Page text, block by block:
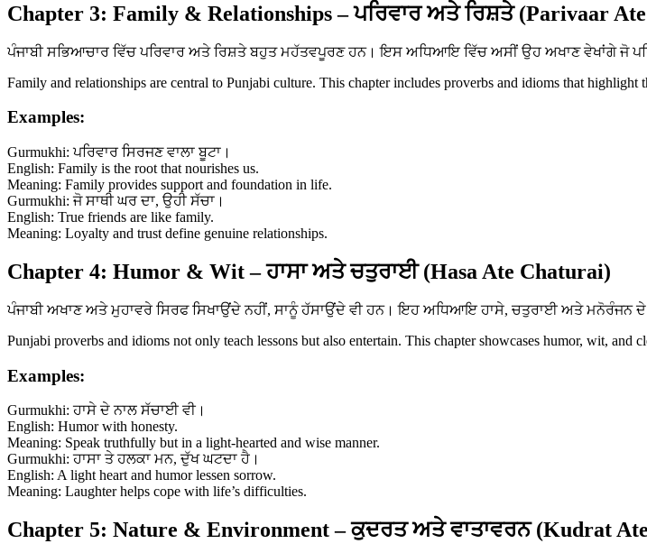
Chapter 3: Family & Relationships – ਪਰਿਵਾਰ ਅਤੇ ਰਿਸ਼ਤੇ (Parivaar
ਪੰਜਾਬੀ ਸਭਿਆਚਾਰ ਵਿੱਚ ਪਰਿਵਾਰ ਅਤੇ ਰਿਸ਼ਤੇ ਬਹੁਤ ਮਹੱਤਵਪੂਰਣ ਹਨ। ਇਸ ਅਧਿਆਇ ਵਿੱਚ ਅਸੀਂ ਉਹ ਅਖਾਣ ਵੇਖਾਂਗੇ ਜੋ
Family and relationships are central to Punjabi culture. This chapter includes proverbs and idioms that highlight
Examples:
Gurmukhi: ਪਰਿਵਾਰ ਸਿਰਜਣ ਵਾਲਾ ਬੂਟਾ।
English: Family is the root that nourishes us.
Meaning: Family provides support and foundation in life.
Gurmukhi: ਜੋ ਸਾਥੀ ਘਰ ਦਾ, ਉਹੀ ਸੱਚਾ।
English: True friends are like family.
Meaning: Loyalty and trust define genuine relationships.
Chapter 4: Humor & Wit – ਹਾਸਾ ਅਤੇ ਚਤੁਰਾਈ (Hasa Ate Chaturai)
ਪੰਜਾਬੀ ਅਖਾਣ ਅਤੇ ਮੁਹਾਵਰੇ ਸਿਰਫ ਸਿਖਾਉਂਦੇ ਨਹੀਂ, ਸਾਨੂੰ ਹੱਸਾਉਂਦੇ ਵੀ ਹਨ। ਇਹ ਅਧਿਆਇ ਹਾਸੇ, ਚਤੁਰਾਈ ਅਤੇ ਮਨੋਰੰਜਨ
Punjabi proverbs and idioms not only teach lessons but also entertain. This chapter showcases humor, wit, and
Examples:
Gurmukhi: ਹਾਸੇ ਦੇ ਨਾਲ ਸੱਚਾਈ ਵੀ।
English: Humor with honesty.
Meaning: Speak truthfully but in a light-hearted and wise manner.
Gurmukhi: ਹਾਸਾ ਤੇ ਹਲਕਾ ਮਨ, ਦੁੱਖ ਘਟਦਾ ਹੈ।
English: A light heart and humor lessen sorrow.
Meaning: Laughter helps cope with life’s difficulties.
Chapter 5: Nature & Environment – ਕੁਦਰਤ ਅਤੇ ਵਾਤਾਵਰਨ (Kudrat